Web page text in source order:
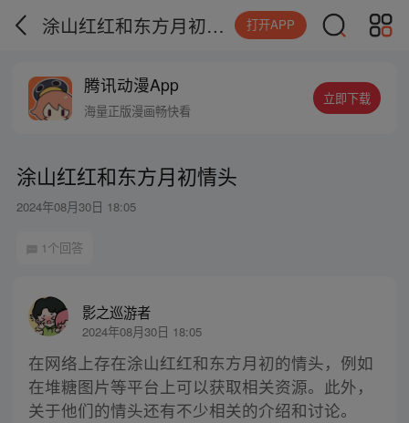
涂山红红和东方月初情头 打开APP
腾讯动漫App
海量正版漫画畅快看
立即下载
涂山红红和东方月初情头
2024年08月30日 18:05
1个回答
影之巡游者
2024年08月30日 18:05
在网络上存在涂山红红和东方月初的情头，例如
在堆糖图片等平台上可以获取相关资源。此外，
关于他们的情头还有不少相关的介绍和讨论。